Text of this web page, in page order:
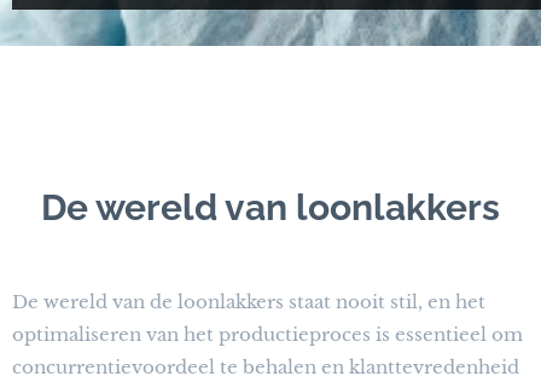
De wereld van loonlakkers
De wereld van de loonlakkers staat nooit stil, en het
optimaliseren van het productieproces is essentieel om
concurrentievoordeel te behalen en klanttevredenheid